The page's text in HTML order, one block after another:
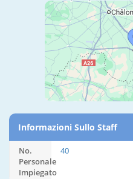
Informazioni Sullo Staff
No.
Personale
Impiegato
40